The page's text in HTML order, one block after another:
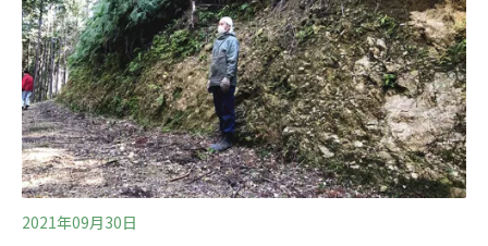
的身體」，後來成為傳遍全球的理念[2]。而隨著持續研究
森林對人體的益處，以及越多的案例及實踐，基於預防醫
學的角度[3] ，林野廳於2004年提出了「森林Therapy」。
此概念的出現，乃是源於當時的「精油 Therapy」衍伸而
來，意義是
2021年09月30日